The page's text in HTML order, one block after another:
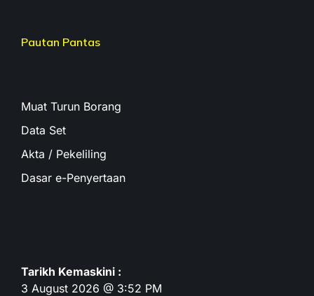
Pautan Pantas
Muat Turun Borang
Data Set
Akta / Pekeliling
Dasar e-Penyertaan
Tarikh Kemaskini :
3 August 2026 @ 3:52 PM